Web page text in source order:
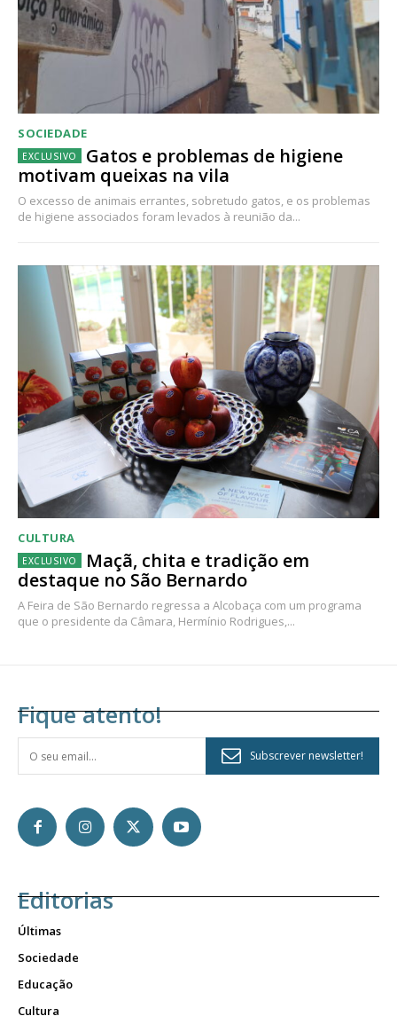
SOCIEDADE
Gatos e problemas de higiene
motivam queixas na vila
O excesso de animais errantes, sobretudo gatos, e os problemas
de higiene associados foram levados à reunião da...
CULTURA
Maçã, chita e tradição em
destaque no São Bernardo
A Feira de São Bernardo regressa a Alcobaça com um programa
que o presidente da Câmara, Hermínio Rodrigues,...
Fique atento!
Subscrever newsletter!
Editorias
Últimas
Sociedade
Educação
Cultura